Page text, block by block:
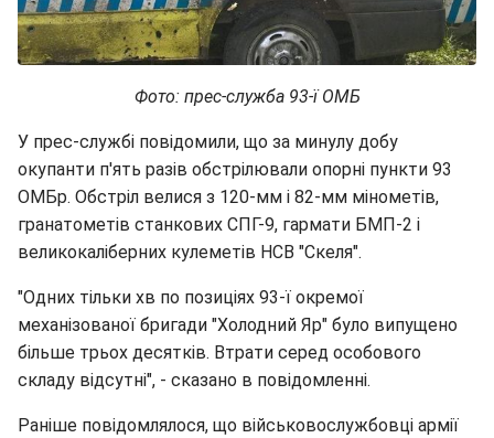
Фото: прес-служба 93-ї ОМБ
У прес-службі повідомили, що за минулу добу
окупанти п'ять разів обстрілювали опорні пункти 93
ОМБр. Обстріл велися з 120-мм і 82-мм мінометів,
гранатометів станкових СПГ-9, гармати БМП-2 і
великокаліберних кулеметів НСВ "Скеля".
"Одних тільки хв по позиціях 93-ї окремої
механізованої бригади "Холодний Яр" було випущено
більше трьох десятків. Втрати серед особового
складу відсутні", - сказано в повідомленні.
Раніше повідомлялося, що військовослужбовці армії